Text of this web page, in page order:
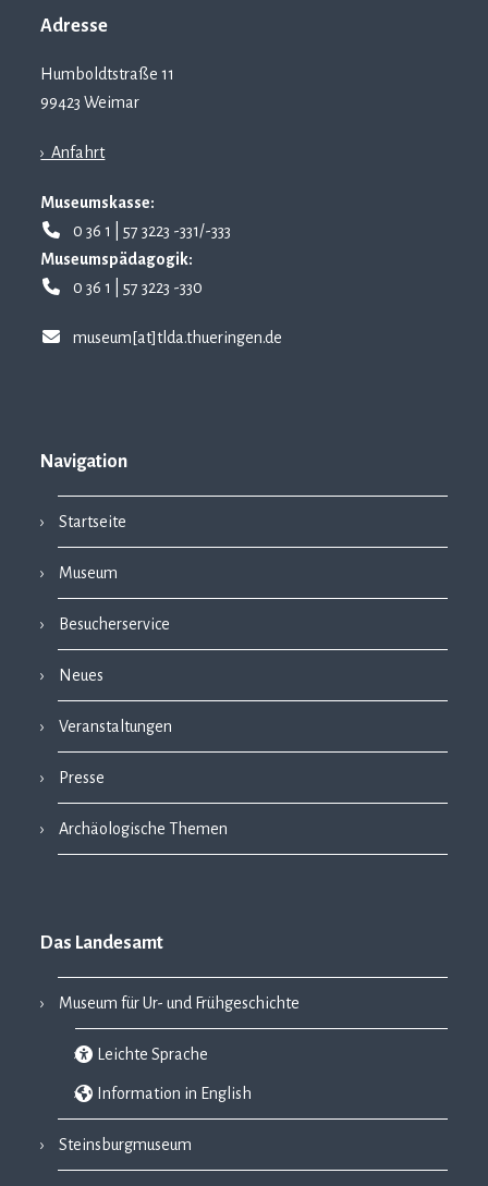
Adresse
Humboldtstraße 11
99423 Weimar
› Anfahrt
Museumskasse:
0 36 1 | 57 3223 -331/-333
Museumspädagogik:
0 36 1 | 57 3223 -330
museum[at]tlda.thueringen.de
Navigation
Startseite
Museum
Besucherservice
Neues
Veranstaltungen
Presse
Archäologische Themen
Das Landesamt
Museum für Ur- und Frühgeschichte
Leichte Sprache
Information in English
Steinsburgmuseum